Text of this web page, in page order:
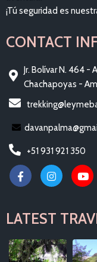
¡Tú seguridad es
CONTACT
Jr. Bolívar N. 464
Chachapoyas -
+51 931 921 350
LATEST